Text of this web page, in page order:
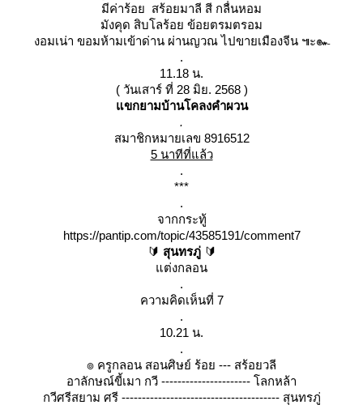
มีค่าร้อย สร้อยมาลี สี กลื่นหอม
มังคุด สิบโลร้อย ข้อยตรมตรอม
งอมเน่า ขอมห้ามเข้าด่าน ผ่านญวณ ไปขายเมืองจีน ๚ะ๛
.
11.18 น.
( วันเสาร์ ที่ 28 มิย. 2568 )
ขกยามบ้านโคลงคำผวน
.
สมาชิกหมายเลข 8916512
5 นาทีที่แล้ว
.
***
.
จากกระทู้
https://pantip.com/topic/43585191/comment7
🔰 สุนทรภู่ 🔰
ต่งกลอน
.
ความคิดเห็นที่ 7
.
10.21 น.
.
๏ ครูกลอน สอนศิษย์ ร้อย --- สร้อยวลี
อาลักษณ์ขี้เมา กวี ---------------------- โลกหล้า
กวีศรีสยาม ศรี --------------------------------------- สุนทรภู่